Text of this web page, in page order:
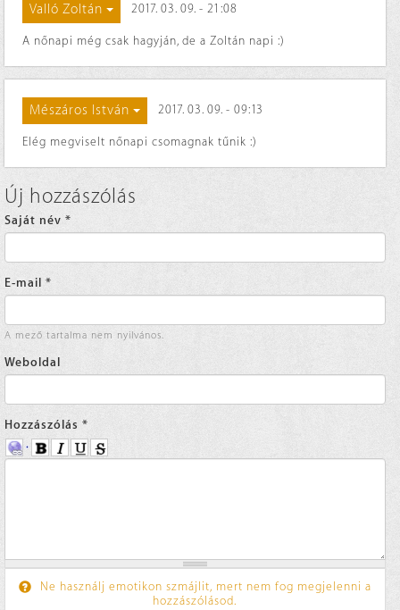
Valló Zoltán 2017. 03. 09. - 21:08
A nőnapi még csak hagyján, de a Zoltán napi :)
Mészáros István 2017. 03. 09. - 09:13
Elég megviselt nőnapi csomagnak tűnik :)
Új hozzászólás
Saját név *
E-mail *
A mező tartalma nem nyilvános.
Weboldal
Hozzászólás *
Ne használj emotikon szmájlit, mert nem fog megjelenni a
hozzászólásod.